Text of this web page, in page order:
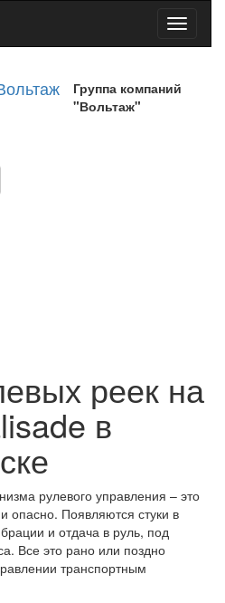
Toggle
Группа компаний
"Вольтаж"
реек на
в
рулевого управления – это
опасно. Появляются стуки в
и отдача в руль, под
Все это рано или поздно
транспортным